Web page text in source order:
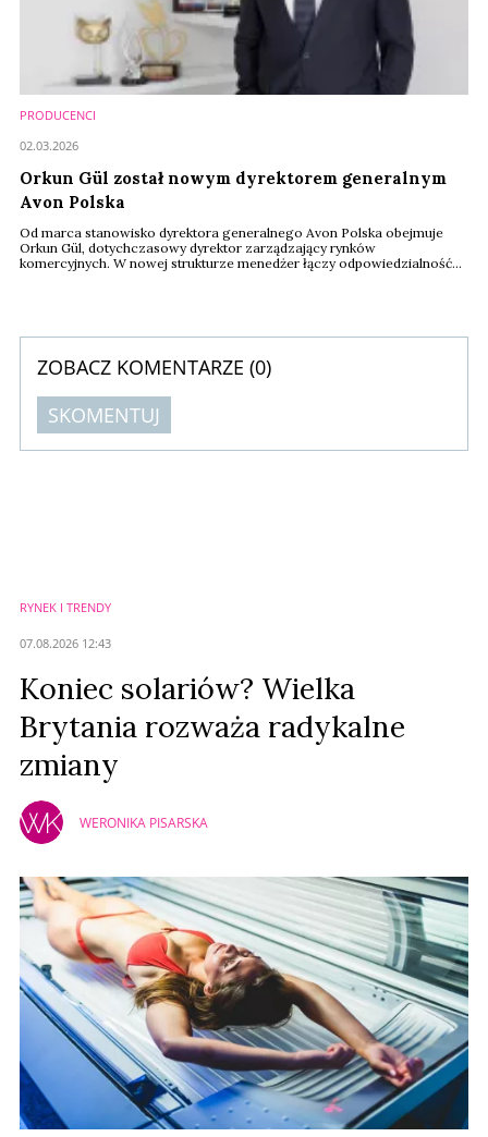
PRODUCENCI
Orkun Gül został nowym dyrektorem generalnym
Avon Polska
Od marca stanowisko dyrektora generalnego Avon Polska obejmuje
Orkun Gül, dotychczasowy dyrektor zarządzający rynków
komercyjnych. W nowej strukturze menedżer łączy odpowiedzialność
02.03.2026
ZOBACZ KOMENTARZE (0)
SKOMENTUJ
RYNEK I TRENDY
07.08.2026 12:43
Koniec solariów? Wielka
Brytania rozważa radykalne
zmiany
WERONIKA PISARSKA